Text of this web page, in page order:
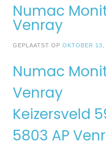
Numac
Venray
GEPLAATST OP OKTOBER 13,
Numac
Venray
Keizersveld
5803 AP